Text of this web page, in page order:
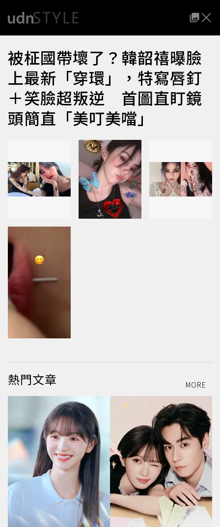
被柾國帶壞了？韓韶禧曝臉
上最新「穿環」，特寫唇釘
＋笑臉超叛逆 首圖直盯鏡
頭簡直「美叮美噹」
熱門文章 MORE